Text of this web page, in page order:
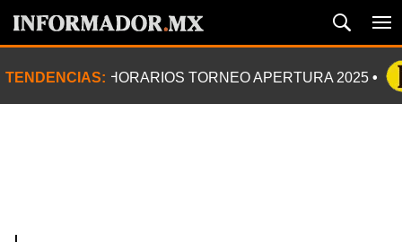
TENDENCIAS: HORARIOS TORNEO APERTURA 2025